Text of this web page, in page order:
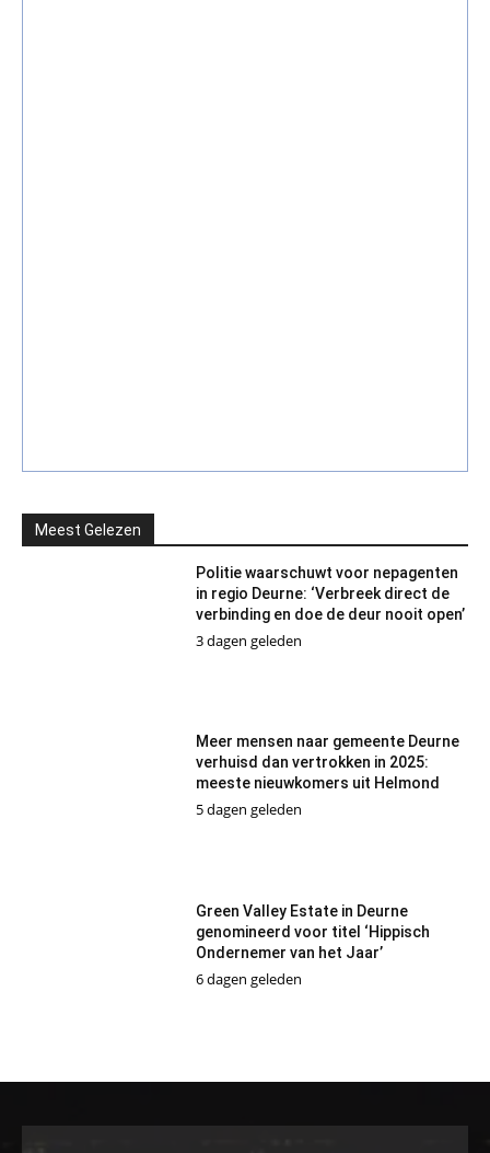
Meest Gelezen
Politie waarschuwt voor nepagenten
in regio Deurne: ‘Verbreek direct de
verbinding en doe de deur nooit open’
3 dagen geleden
Meer mensen naar gemeente Deurne
verhuisd dan vertrokken in 2025:
meeste nieuwkomers uit Helmond
5 dagen geleden
Green Valley Estate in Deurne
genomineerd voor titel ‘Hippisch
Ondernemer van het Jaar’
6 dagen geleden